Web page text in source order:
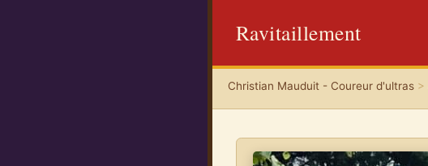
Ravitaillement
Christian Mauduit - Coureur d'ultras >